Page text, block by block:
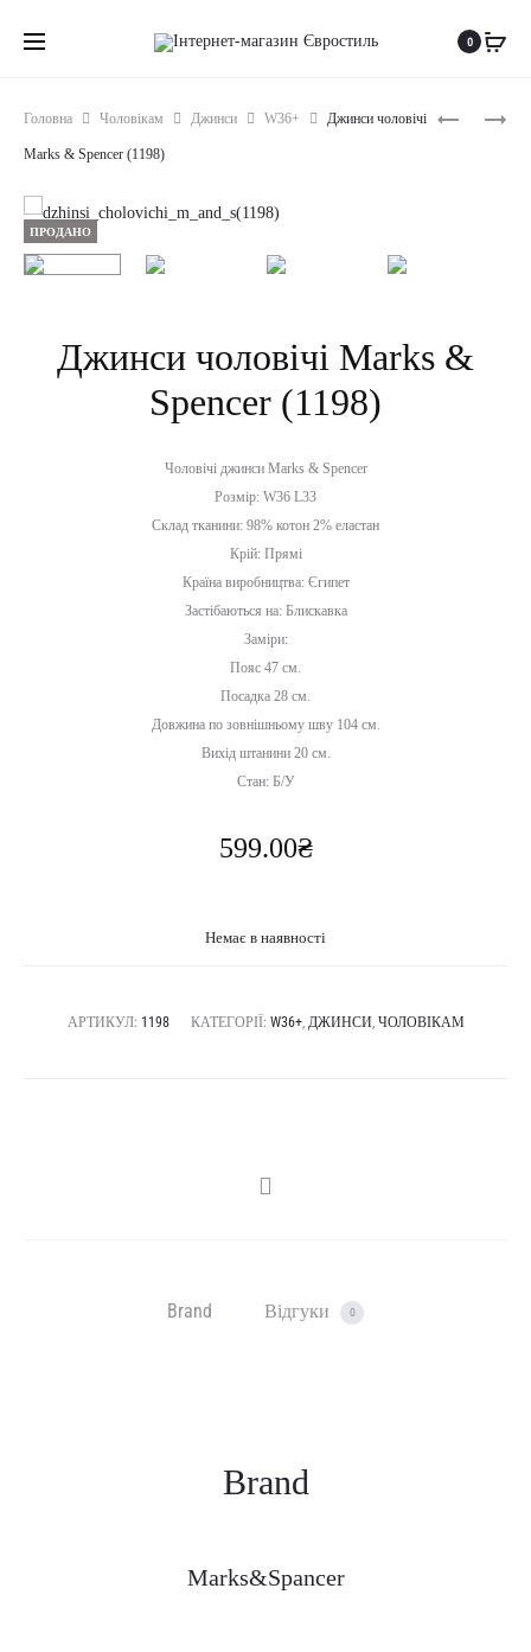
0
ДЖИНСИ
ДЖИНСИ
Головна Чоловікам Джинси W36+ Джинси чоловічі
Marks & Spencer (1198)
ПРОДАНО
Джинси чоловічі Marks &
Spencer (1198)
Чоловічі джинси Marks & Spencer
Розмір: W36 L33
Склад тканини: 98% котон 2% еластан
Крій: Прямі
Країна виробництва: Єгипет
Застібаються на: Блискавка
Заміри:
Пояс 47 см.
Посадка 28 см.
Довжина по зовнішньому шву 104 см.
Вихід штанини 20 см.
Стан: Б/У
599.00₴
Немає в наявності
АРТИКУЛ: 1198 КАТЕГОРІЇ: W36+, ДЖИНСИ, ЧОЛОВІКАМ
SHARE
Brand Відгуки 0
Brand
Marks&Spancer